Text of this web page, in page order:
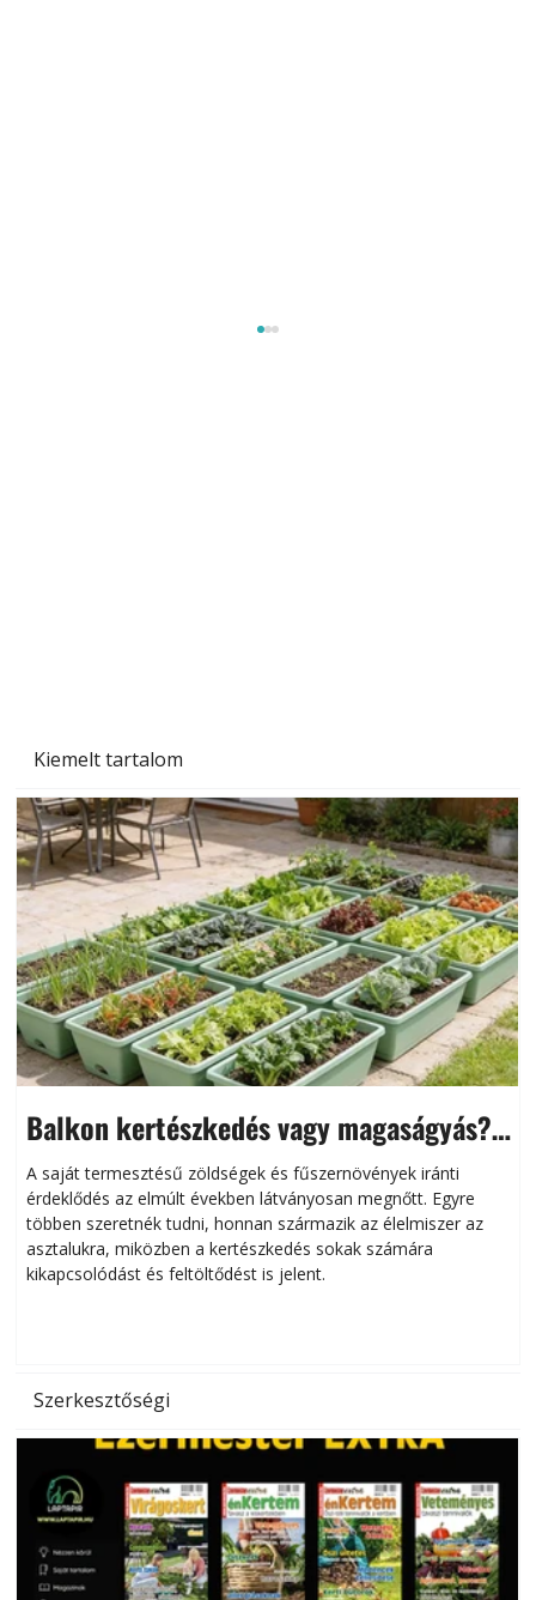
Kiemelt tartalom
Balkon kertészkedés vagy magaságyás?
Helytakarékos kertészkedés
A saját termesztésű zöldségek és fűszernövények iránti
érdeklődés az elmúlt években látványosan megnőtt. Egyre
többen szeretnék tudni, honnan származik az élelmiszer az
asztalukra, miközben a kertészkedés sokak számára
kikapcsolódást és feltöltődést is jelent.
Szerkesztőségi